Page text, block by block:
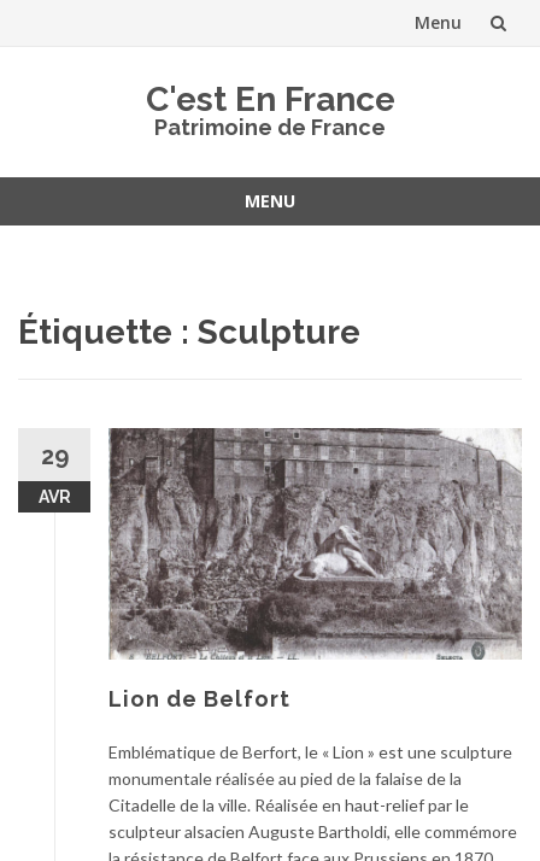
Menu
C'est En France
Patrimoine de France
MENU
Étiquette : Sculpture
29
AVR
Lion de Belfort
Emblématique de Berfort, le « Lion » est une sculpture
monumentale réalisée au pied de la falaise de la
Citadelle de la ville. Réalisée en haut-relief par le
sculpteur alsacien Auguste Bartholdi, elle commémore